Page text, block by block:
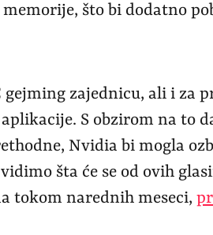
što bi dodatno
gejming zajednicu, ali i za
S obzirom na to
Nvidia bi mogla
šta će se od ovih
tokom narednih meseci,